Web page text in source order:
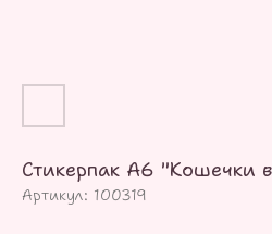
Стикерпак А6 "Кошечки
Артикул: 100319